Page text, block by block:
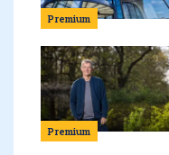
Premium
Premium